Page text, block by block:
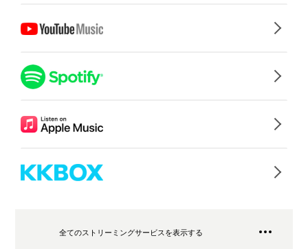
全てのストリーミングサービスを表示する